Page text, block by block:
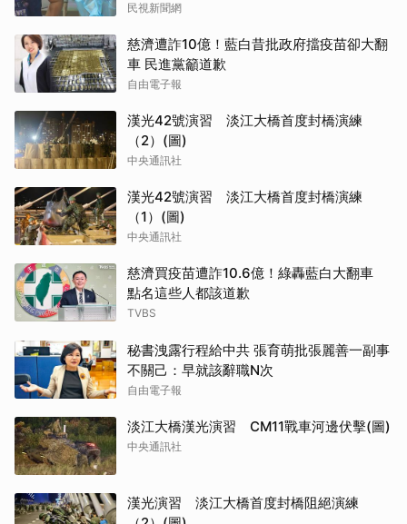
民視新聞網
慈濟遭詐10億！藍白昔批政府擋疫苗卻大翻
車 民進黨籲道歉
自由電子報
漢光42號演習 淡江大橋首度封橋演練
（2）(圖)
中央通訊社
漢光42號演習 淡江大橋首度封橋演練
（1）(圖)
中央通訊社
慈濟買疫苗遭詐10.6億！綠轟藍白大翻車
點名這些人都該道歉
TVBS
秘書洩露行程給中共 張育萌批張麗善一副事
不關己：早就該辭職N次
自由電子報
淡江大橋漢光演習 CM11戰車河邊伏擊(圖)
中央通訊社
漢光演習 淡江大橋首度封橋阻絕演練